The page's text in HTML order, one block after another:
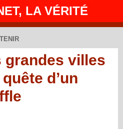
LA VÉRITÉ
grandes villes
d’un